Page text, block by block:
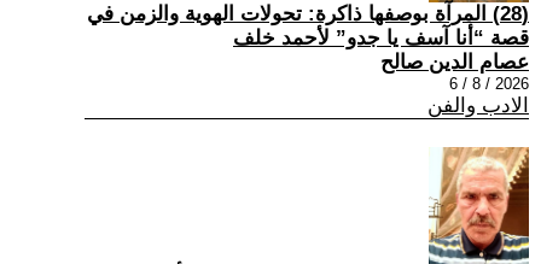
(28) المرآة بوصفها ذاكرة: تحولات الهوية والزمن في
قصة “أنا آسف يا جدو” لأحمد خلف
عصام الدين صالح
2026 / 8 / 6
الادب والفن